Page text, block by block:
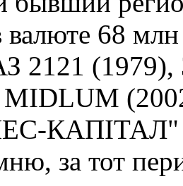
валюте 68
2121
КАПІТАЛ"
за тот